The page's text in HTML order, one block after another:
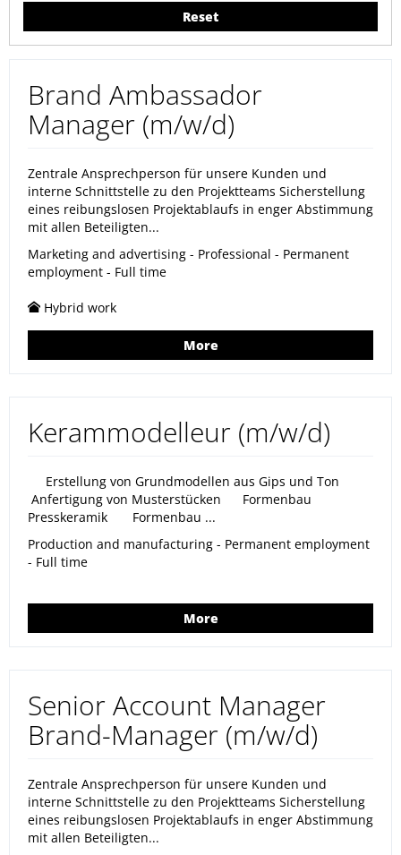
Reset
Brand Ambassador
Manager (m/w/d)
Zentrale Ansprechperson für unsere Kunden und
interne Schnittstelle zu den Projektteams Sicherstellung
eines reibungslosen Projektablaufs in enger Abstimmung
mit allen Beteiligten...
Marketing and advertising - Professional - Permanent
employment - Full time
Hybrid work
More
Kerammodelleur (m/w/d)
Erstellung von Grundmodellen aus Gips und Ton
Anfertigung von Musterstücken Formenbau
Presskeramik Formenbau ...
Production and manufacturing - Permanent employment
- Full time
More
Senior Account Manager
Brand-Manager (m/w/d)
Zentrale Ansprechperson für unsere Kunden und
interne Schnittstelle zu den Projektteams Sicherstellung
eines reibungslosen Projektablaufs in enger Abstimmung
mit allen Beteiligten...